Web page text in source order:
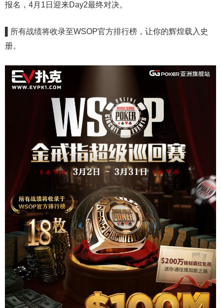
报名，4月1日迎来Day2最终对决。
所有战绩将收录至WSOP官方排行榜，让你的辉煌载入史
册。